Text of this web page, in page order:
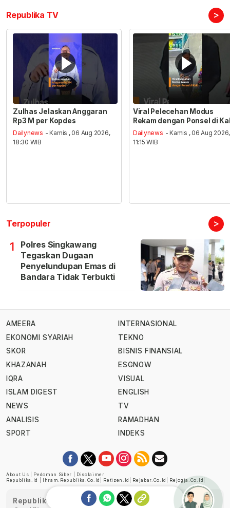
Republika TV >
Zulhas Jelaskan Anggaran
Rp3 M per Kopdes
Dailynews - Kamis , 06 Aug 2026,
18:30 WIB
Viral Pelecehan Modus
Rekam dengan Ponsel di
Dailynews - Kamis , 06 Aug 2026,
11:15 WIB
Terpopuler >
1
Polres Singkawang
Tegaskan Dugaan
Penyelundupan Emas di
Bandara Tidak Terbukti
AMEERA
EKONOMI SYARIAH
SKOR
KHAZANAH
IQRA
ISLAM DIGEST
NEWS
ANALISIS
SPORT
INTERNASIONAL
TEKNO
BISNIS FINANSIAL
ESGNOW
VISUAL
ENGLISH
TV
RAMADHAN
INDEKS
About Us Pedoman Siber
Disclaimer
Republika.id
Ihram.republika.co.id Retizen.id Rejabar.co.id Rejogja.co.id
Republika telah diverifikasi oleh Dewan Pers